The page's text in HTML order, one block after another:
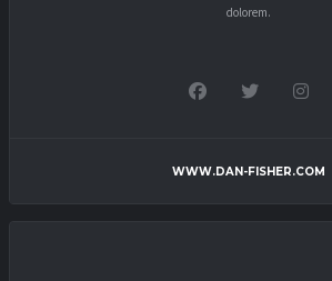
dolorem.
WWW.DAN-FISHER.COM